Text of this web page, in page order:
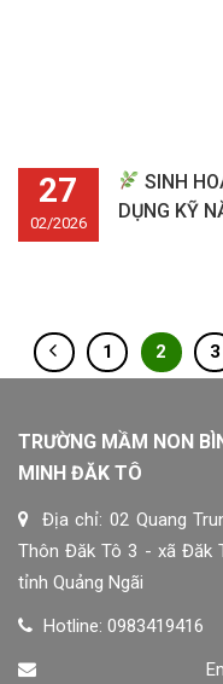
27
02/2026
SINH
DỤNG KỸ
1 2 3
TRƯỜNG MẦM NON
MINH ĐĂK TÔ
Địa chỉ: 02 Quang
Thôn Đăk Tô 3 - xã Đăk
tỉnh Quảng Ngãi
Hotline: 0983419416